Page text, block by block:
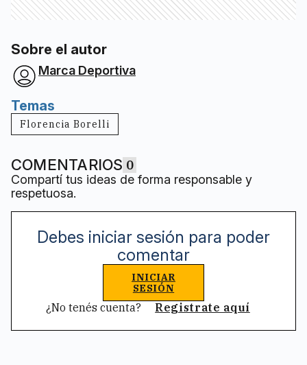
Sobre el autor
Marca Deportiva
Temas
Florencia Borelli
COMENTARIOS 0
Compartí tus ideas de forma responsable y
respetuosa.
Debes iniciar sesión para poder
comentar
INICIAR
SESIÓN
¿No tenés cuenta? Registrate aquí